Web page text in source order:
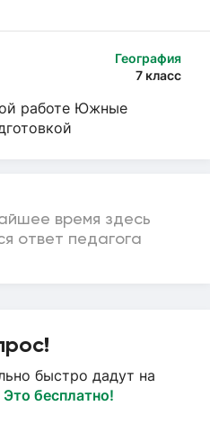
География
7 класс
работе Южные
время здесь
ответ педагога
быстро дадут на
Это бесплатно!